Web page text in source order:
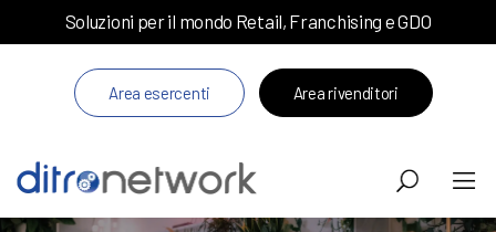
Soluzioni per il mondo Retail, Franchising e GDO
Area esercenti Area rivenditori